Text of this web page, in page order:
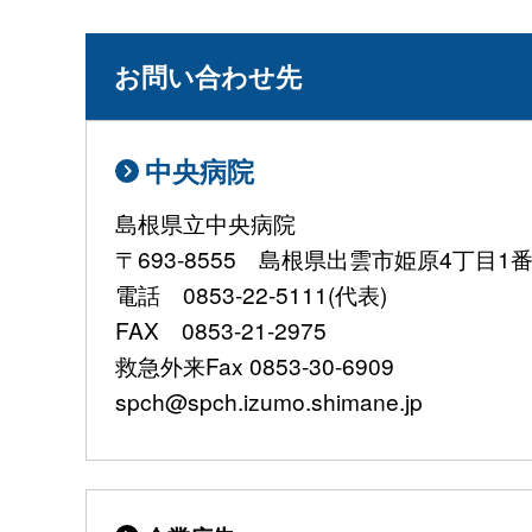
お問い合わせ先
中央病院
島根県立中央病院
〒693-8555 島根県出雲市姫原4丁目1
電話 0853-22-5111(代表)
FAX 0853-21-2975
救急外来Fax 0853-30-6909
spch@spch.izumo.shimane.jp